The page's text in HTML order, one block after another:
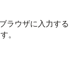
ラウザに入力する
。